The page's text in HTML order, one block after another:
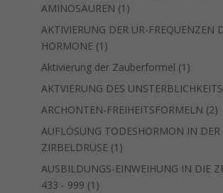
AMINOSÄUREN 1 1
Produkt
AKTIVIERUNG DER UR-FREQUENZEN
HORMONE 1 1
Produkt
Aktivierung der Zauberformel 1 1
Produkt
AKTVIERUNG DES
ARCHONTEN-FREIHEITSFORMELN 22
AUFLÖSUNG TODESHORMON IN DER
ZIRBELDRÜSE 1 1
Produkt
AUSBILDUNGS-EINWEIHUNG IN DIE
433 - 999 1 1